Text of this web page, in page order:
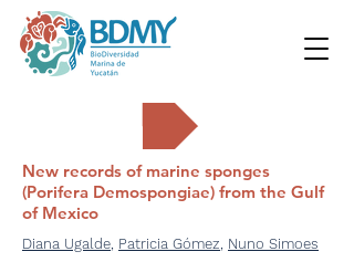
New records of marine sponges
(Porifera Demospongiae) from the Gulf
of Mexico
Diana Ugalde, Patricia Gómez, Nuno Simoes